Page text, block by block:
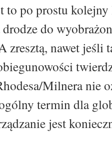
to po prostu
do
zresztą, nawet jeśli
Milnera nie
termin dla
jest